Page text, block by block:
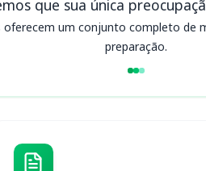
que sua única
oferecem um conjunto completo de
preparação.